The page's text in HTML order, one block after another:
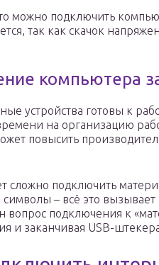
можно подключить
так как скачок
компьютера
устройства готовы к
на организацию
повысить
сложно подключить
– всё это
вопрос подключения к
и заканчивая USB-